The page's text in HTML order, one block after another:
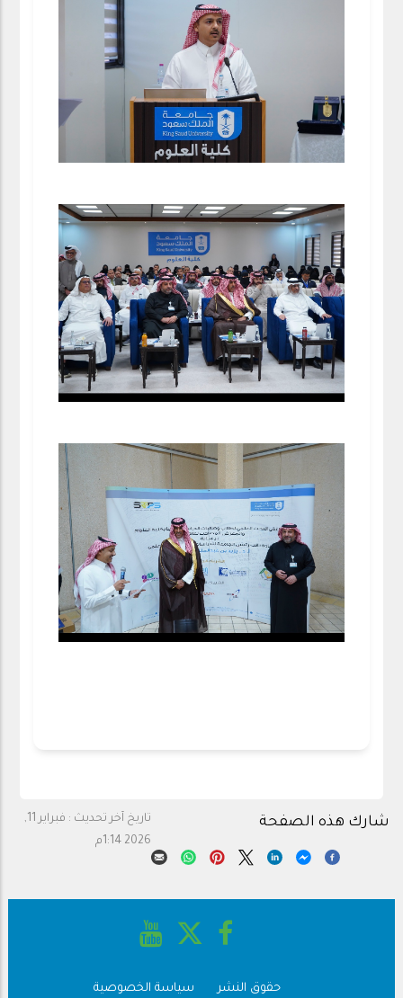
تاريخ آخر تحديث :
فبراير 11,
2026 1:14م
شارك هذه الصفحة
حقوق النشر سياسة الخصوصية